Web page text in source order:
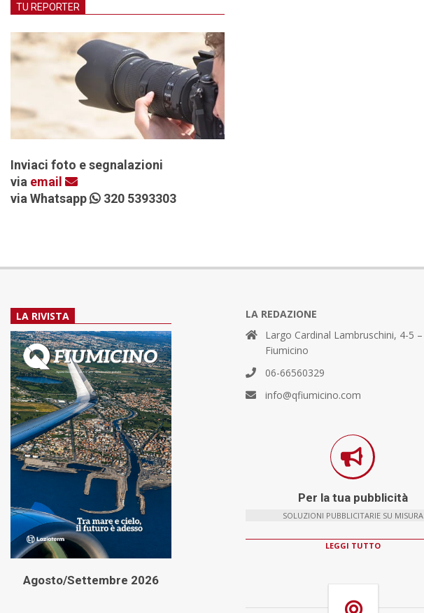
TU REPORTER
Inviaci foto e segnalazioni
via email
via Whatsapp
320 5393303
LA RIVISTA
Agosto/Settembre 2026
LA REDAZIONE
Largo Cardinal Lambruschini, 4-5 –
Fiumicino
06-66560329
info@qfiumicino.com
Per la tua pubblicità
SOLUZIONI PUBBLICITARIE SU MISURA
LEGGI TUTTO